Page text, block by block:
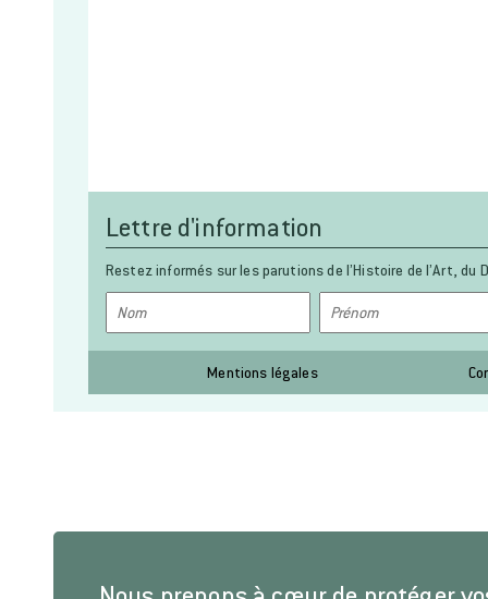
Lettre d'information
Restez informés sur les parutions de l’Histoire de l’Art, du
Mentions légales